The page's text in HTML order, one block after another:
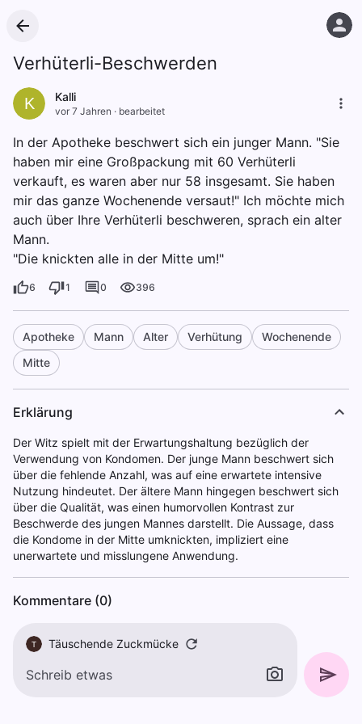
Verhüterli-Beschwerden
K Kalli
vor 7 Jahren · bearbeitet
In der Apotheke beschwert sich ein junger Mann. "Sie
haben mir eine Großpackung mit 60 Verhüterli
verkauft, es waren aber nur 58 insgesamt. Sie haben
mir das ganze Wochenende versaut!" Ich möchte mich
auch über Ihre Verhüterli beschweren, sprach ein alter
Mann.
"Die knickten alle in der Mitte um!"
6 1 0 396
Apotheke Mann Alter Verhütung
Wochenende
Mitte
Erklärung
Der Witz spielt mit der Erwartungshaltung bezüglich der
Verwendung von Kondomen. Der junge Mann beschwert sich
über die fehlende Anzahl, was auf eine erwartete intensive
Nutzung hindeutet. Der ältere Mann hingegen beschwert sich
über die Qualität, was einen humorvollen Kontrast zur
Beschwerde des jungen Mannes darstellt. Die Aussage, dass
die Kondome in der Mitte umknickten, impliziert eine
unerwartete und misslungene Anwendung.
Kommentare (0)
T Täuschende Zuckmücke